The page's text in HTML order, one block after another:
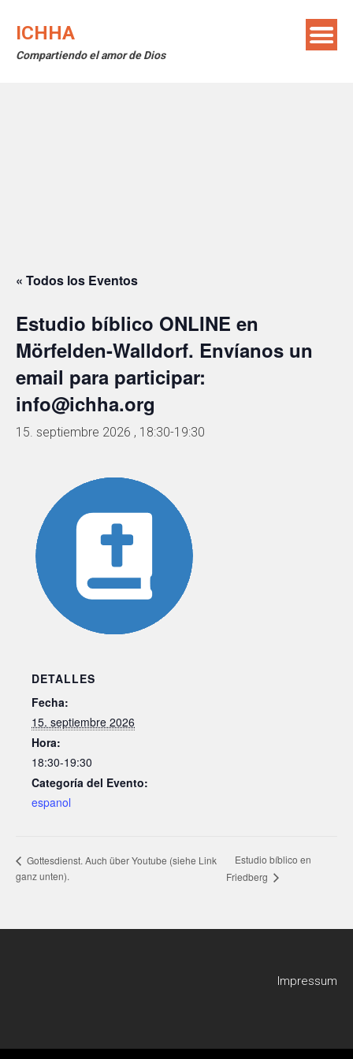
ICHHA
Compartiendo el amor de Dios
« Todos los Eventos
Estudio bíblico ONLINE en
Mörfelden-Walldorf. Envíanos un
email para participar:
info@ichha.org
15. septiembre 2026 , 18:30-19:30
DETALLES
Fecha:
15. septiembre 2026
Hora:
18:30-19:30
Categoría del Evento:
espanol
Gottesdienst. Auch über Youtube (siehe Link
ganz unten).
Estudio bíblico en
Friedberg
Impressum